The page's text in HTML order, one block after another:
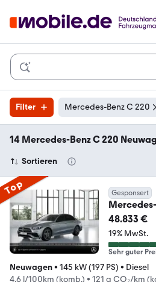
Filter Mercedes-Benz C 220
14 Mercedes-Benz C 220
Sortieren
Top Gesponsert
#DIGITAL
#MEMORY
48.833 €
19% MwSt.
Sehr guter
Neuwagen• 145 kW (197 PS) • Diesel
4,6 l/100km (komb.) • 121 g CO₂/km